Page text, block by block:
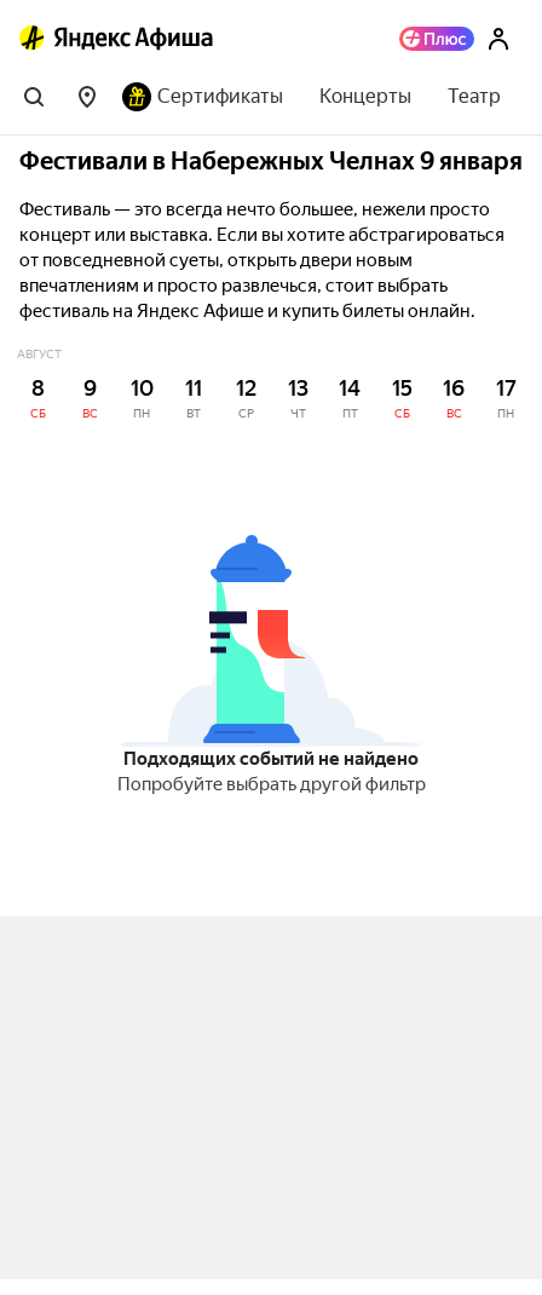
Сертификаты Концерты Театр
Фестивали в Набережных Челнах 9 января
Фестиваль — это всегда нечто большее, нежели просто
концерт или выставка. Если вы хотите абстрагироваться
от повседневной суеты, открыть двери новым
впечатлениям и просто развлечься, стоит выбрать
фестиваль на Яндекс Афише и купить билеты онлайн.
АВГУСТ
8
СБ
9
ВС
10
ПН
11
ВТ
12
СР
13
ЧТ
14
ПТ
15
СБ
16
ВС
17
ПН
Подходящих событий не найдено
Попробуйте выбрать другой фильтр